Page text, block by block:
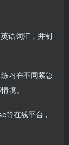
语词汇，并制
习在不同紧急
境。
等在线平台，